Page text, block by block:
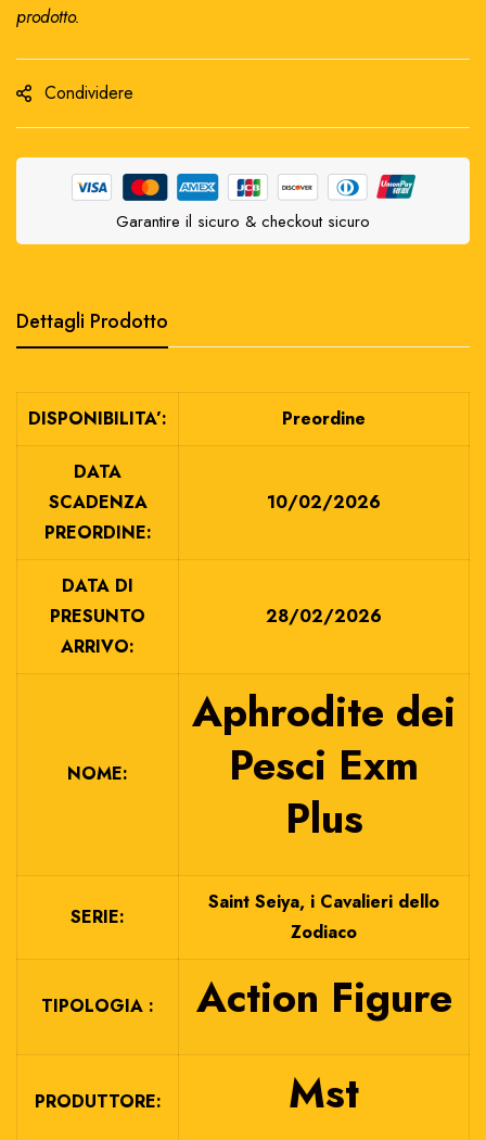
prodotto.
Condividere
Garantire il sicuro & checkout sicuro
Dettagli Prodotto
DISPONIBILITA’: Preordine
DATA
SCADENZA
PREORDINE:
10/02/2026
DATA DI
PRESUNTO
ARRIVO:
28/02/2026
NOME:
Aphrodite dei
Pesci Exm
Plus
SERIE:
Saint Seiya, i Cavalieri dello
Zodiaco
TIPOLOGIA : Action Figure
PRODUTTORE: Mst